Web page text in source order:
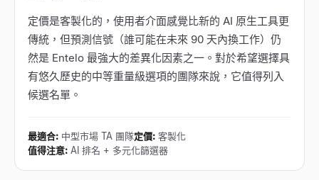
定價是客製化的，使用者介面感覺比新的 AI 原生工具更
傳統，但預測信號（誰可能在未來 90 天內換工作）仍
然是 Entelo 最強大的差異化因素之一。對於希望選擇具
有悠久歷史的中等重量級選項的團隊來說，它值得列入
候選名單。
最適合: 中型市場 TA 團隊定價: 客製化
值得注意: AI 排名 + 多元化篩選器